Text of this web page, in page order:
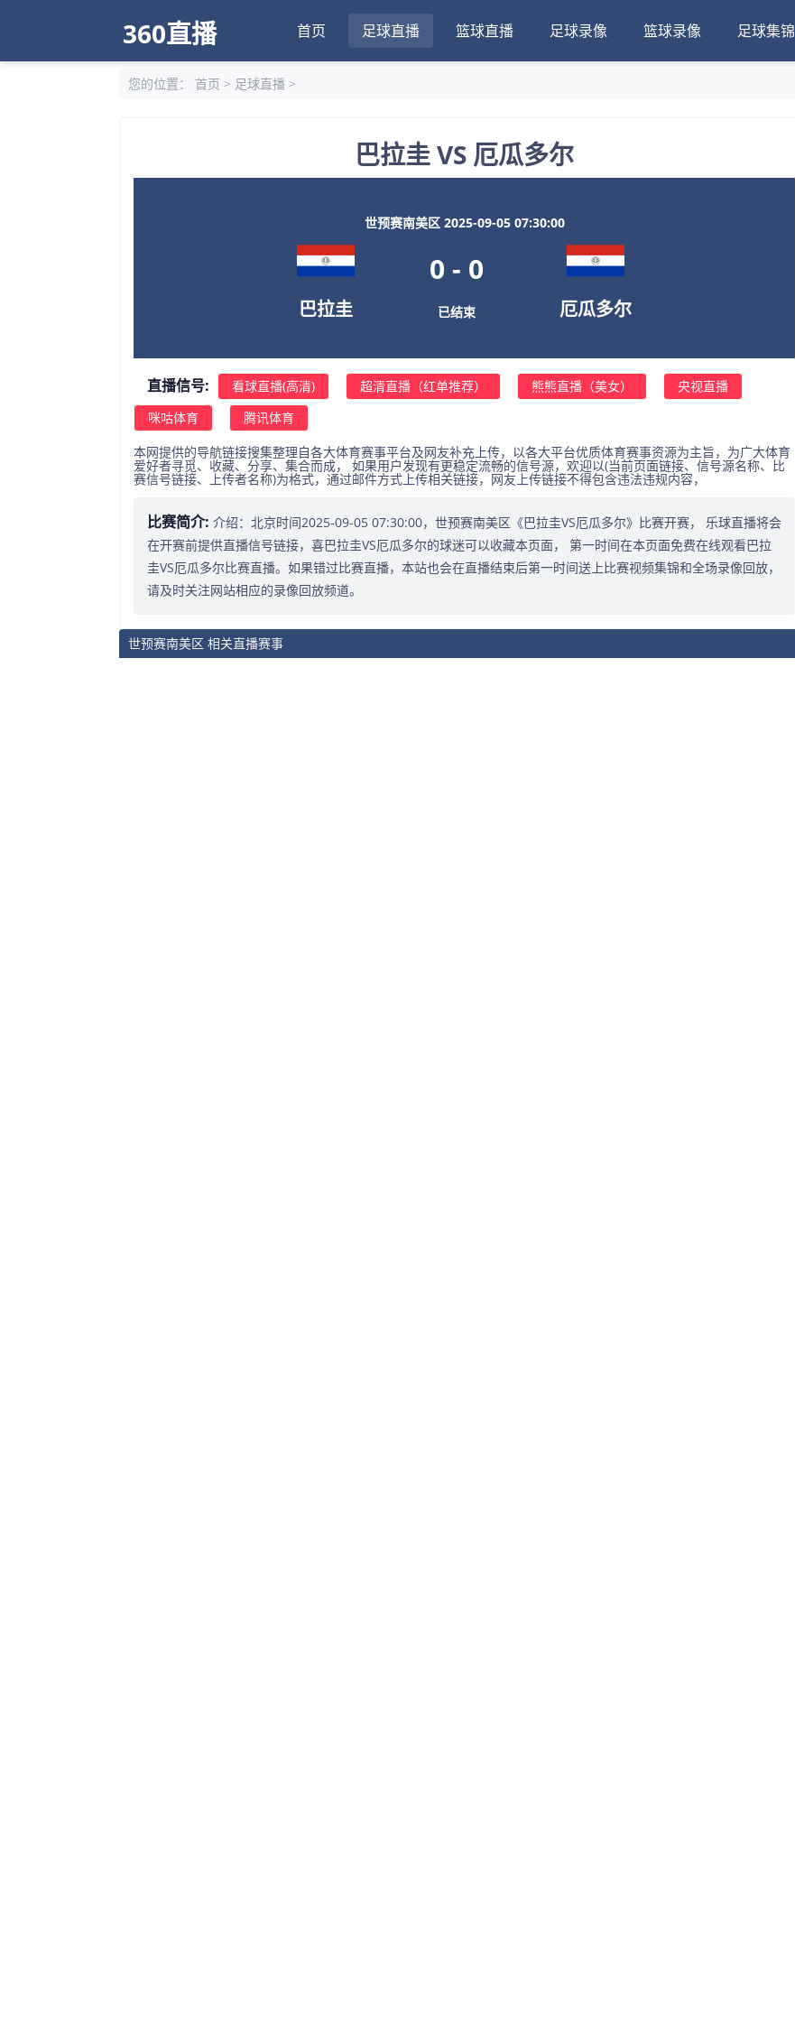
360直播 首页 足球直播 篮球直播 足球录像 篮球录像 足球集锦
您的位置： 首页 > 足球直播 >
巴拉圭 VS 厄瓜多尔
世预赛南美区 2025-09-05 07:30:00
巴拉圭
0 - 0
已结束 厄瓜多尔
直播信号: 看球直播(高清) 超清直播（红单推荐） 熊熊直播（美女）
央视直播
咪咕体育
腾讯体育
本网提供的导航链接搜集整理自各大体育赛事平台及网友补充上传，以各大平台优质体育赛事资源为主旨，为广大体育
爱好者寻觅、收藏、分享、集合而成， 如果用户发现有更稳定流畅的信号源，欢迎以(当前页面链接、信号源名称、比
赛信号链接、上传者名称)为格式，通过邮件方式上传相关链接，网友上传链接不得包含违法违规内容，
比赛简介: 介绍：北京时间2025-09-05 07:30:00，世预赛南美区《巴拉圭VS厄瓜多尔》比赛开赛， 乐球直播将会
在开赛前提供直播信号链接，喜巴拉圭VS厄瓜多尔的球迷可以收藏本页面， 第一时间在本页面免费在线观看巴拉
圭VS厄瓜多尔比赛直播。如果错过比赛直播，本站也会在直播结束后第一时间送上比赛视频集锦和全场录像回放，
请及时关注网站相应的录像回放频道。
世预赛南美区 相关直播赛事